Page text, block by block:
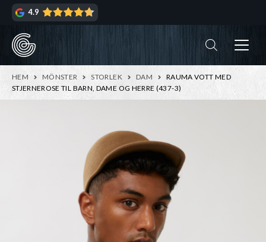
Hoppa
navigering
Hoppa
innehåll
4.9
HEM MÖNSTER STORLEK DAM
RAUMA VOTT MED
STJERNEROSE TIL BARN, DAME OG HERRE (437-3)